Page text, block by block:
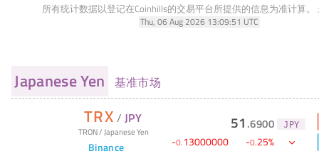
所有统计数据以登记在Coinhills的交易平台所提供的信息为准计算。
Thu, 06 Aug 2026 13:09:51 UTC
Japanese Yen 基准市场
TRX / JPY
TRON/ Japanese Yen
Binance
51 .6900 JPY
-0.13000000 -0.25%